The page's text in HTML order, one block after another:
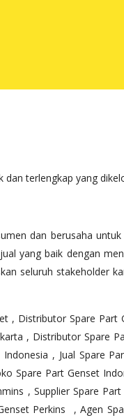
terlengkap yang
dan berusaha
yang baik dengan
seluruh stakeholder
, Distributor Spare
, Distributor Spare
, Jual Spare
Spare Part Genset
, Supplier Spare
Perkins , Agen